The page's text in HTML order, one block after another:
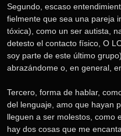
Segundo, escaso
fielmente que sea una pareja
tóxica), como un ser autista,
detesto el contacto físico, O
soy parte de este último
abrazándome o, en general,
Tercero, forma de hablar,
del lenguaje, amo que hayan
lleguen a ser molestos, como
hay dos cosas que me